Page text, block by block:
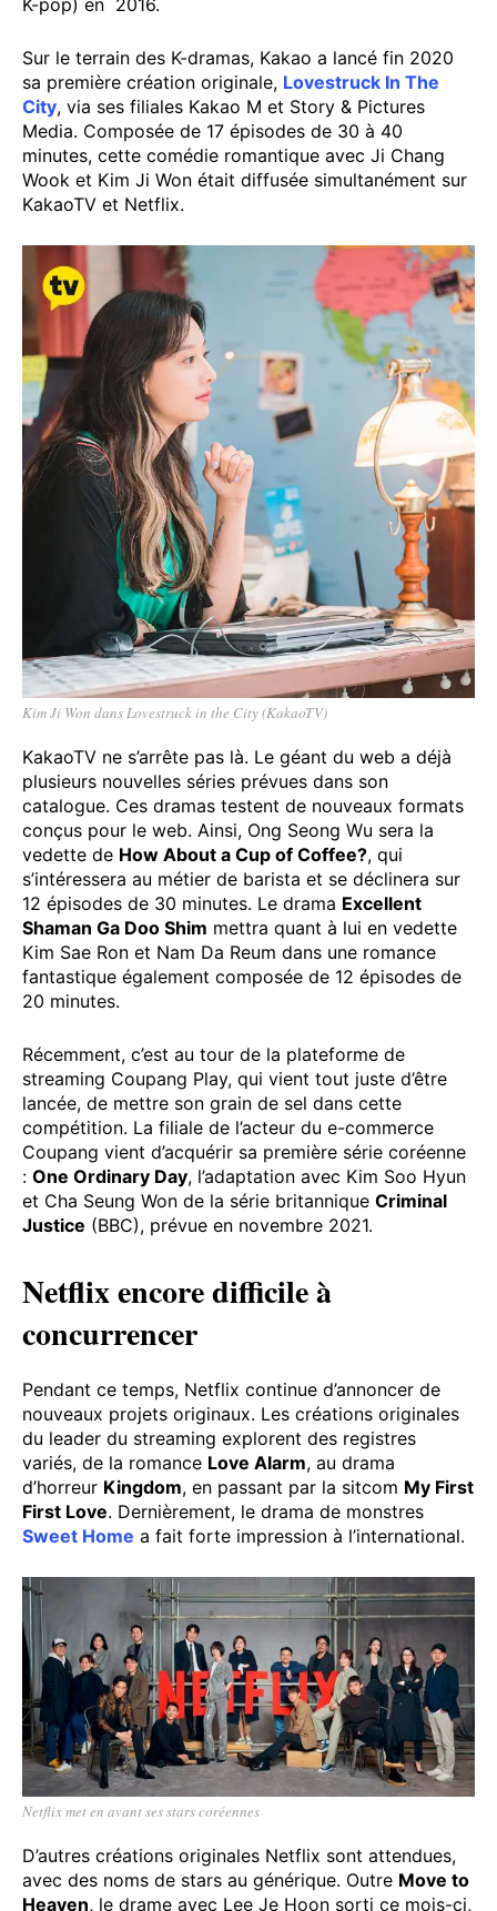
K-pop) en 2016.
Sur le terrain des K-dramas, Kakao a lancé fin 2020
sa première création originale, Lovestruck In The
City, via ses filiales Kakao M et Story & Pictures
Media. Composée de 17 épisodes de 30 à 40
minutes, cette comédie romantique avec Ji Chang
Wook et Kim Ji Won était diffusée simultanément sur
KakaoTV et Netflix.
Kim Ji Won dans Lovestruck in the City (KakaoTV)
KakaoTV ne s’arrête pas là. Le géant du web a déjà
plusieurs nouvelles séries prévues dans son
catalogue. Ces dramas testent de nouveaux formats
conçus pour le web. Ainsi, Ong Seong Wu sera la
vedette de How About a Cup of Coffee?, qui
s’intéressera au métier de barista et se déclinera sur
12 épisodes de 30 minutes. Le drama Excellent
Shaman Ga Doo Shim mettra quant à lui en vedette
Kim Sae Ron et Nam Da Reum dans une romance
fantastique également composée de 12 épisodes de
20 minutes.
Récemment, c’est au tour de la plateforme de
streaming Coupang Play, qui vient tout juste d’être
lancée, de mettre son grain de sel dans cette
compétition. La filiale de l’acteur du e-commerce
Coupang vient d’acquérir sa première série coréenne
: One Ordinary Day, l’adaptation avec Kim Soo Hyun
et Cha Seung Won de la série britannique Criminal
Justice (BBC), prévue en novembre 2021.
Netflix encore difficile à
concurrencer
Pendant ce temps, Netflix continue d’annoncer de
nouveaux projets originaux. Les créations originales
du leader du streaming explorent des registres
variés, de la romance Love Alarm, au drama
d’horreur Kingdom, en passant par la sitcom My First
First Love. Dernièrement, le drama de monstres
Sweet Home a fait forte impression à l’international.
Netflix met en avant ses stars coréennes
D’autres créations originales Netflix sont attendues,
avec des noms de stars au générique. Outre Move to
Heaven, le drame avec Lee Je Hoon sorti ce mois-ci,